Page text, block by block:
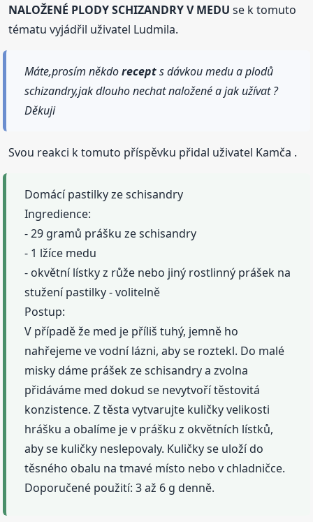
NALOŽENÉ PLODY SCHIZANDRY V MEDU se k tomuto
tématu vyjádřil uživatel Ludmila.
Máte,prosím někdorecepts dávkou medu a plodů
schizandry,jak dlouho nechat naložené a jak užívat ?
Děkuji
Svou reakci k tomuto příspěvku přidal uživatel Kamča .
Domácí pastilky ze schisandry
Ingredience:
- 29 gramů prášku ze schisandry
- 1 lžíce medu
- okvětní lístky z růže nebo jiný rostlinný prášek na
stužení pastilky - volitelně
Postup:
V případě že med je příliš tuhý, jemně ho
nahřejeme ve vodní lázni, aby se roztekl. Do malé
misky dáme prášek ze schisandry a zvolna
přidáváme med dokud se nevytvoří těstovitá
konzistence. Z těsta vytvarujte kuličky velikosti
hrášku a obalíme je v prášku z okvětních lístků,
aby se kuličky neslepovaly. Kuličky se uloží do
těsného obalu na tmavé místo nebo v chladničce.
Doporučené použití: 3 až 6 g denně.